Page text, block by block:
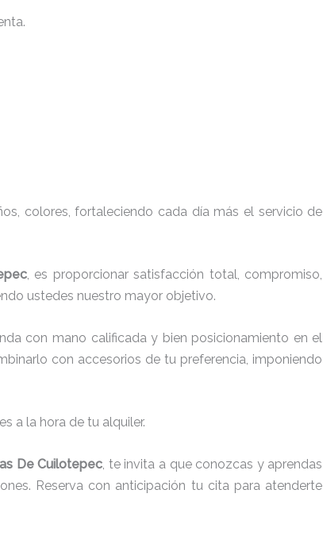
colores, fortaleciendo cada día más el servicio de
, es proporcionar satisfacción total, compromiso,
ustedes nuestro mayor objetivo.
con mano calificada y bien posicionamiento en el
con accesorios de tu preferencia, imponiendo
a la hora de tu alquiler.
De Cuilotepec, te invita a que conozcas y aprendas
Reserva con anticipación tu cita para atenderte